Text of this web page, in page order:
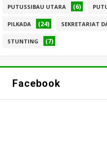
PUTUSSIBAU UTARA (6)
PILKADA (24) SEKRETARIAT
STUNTING (7)
Facebook